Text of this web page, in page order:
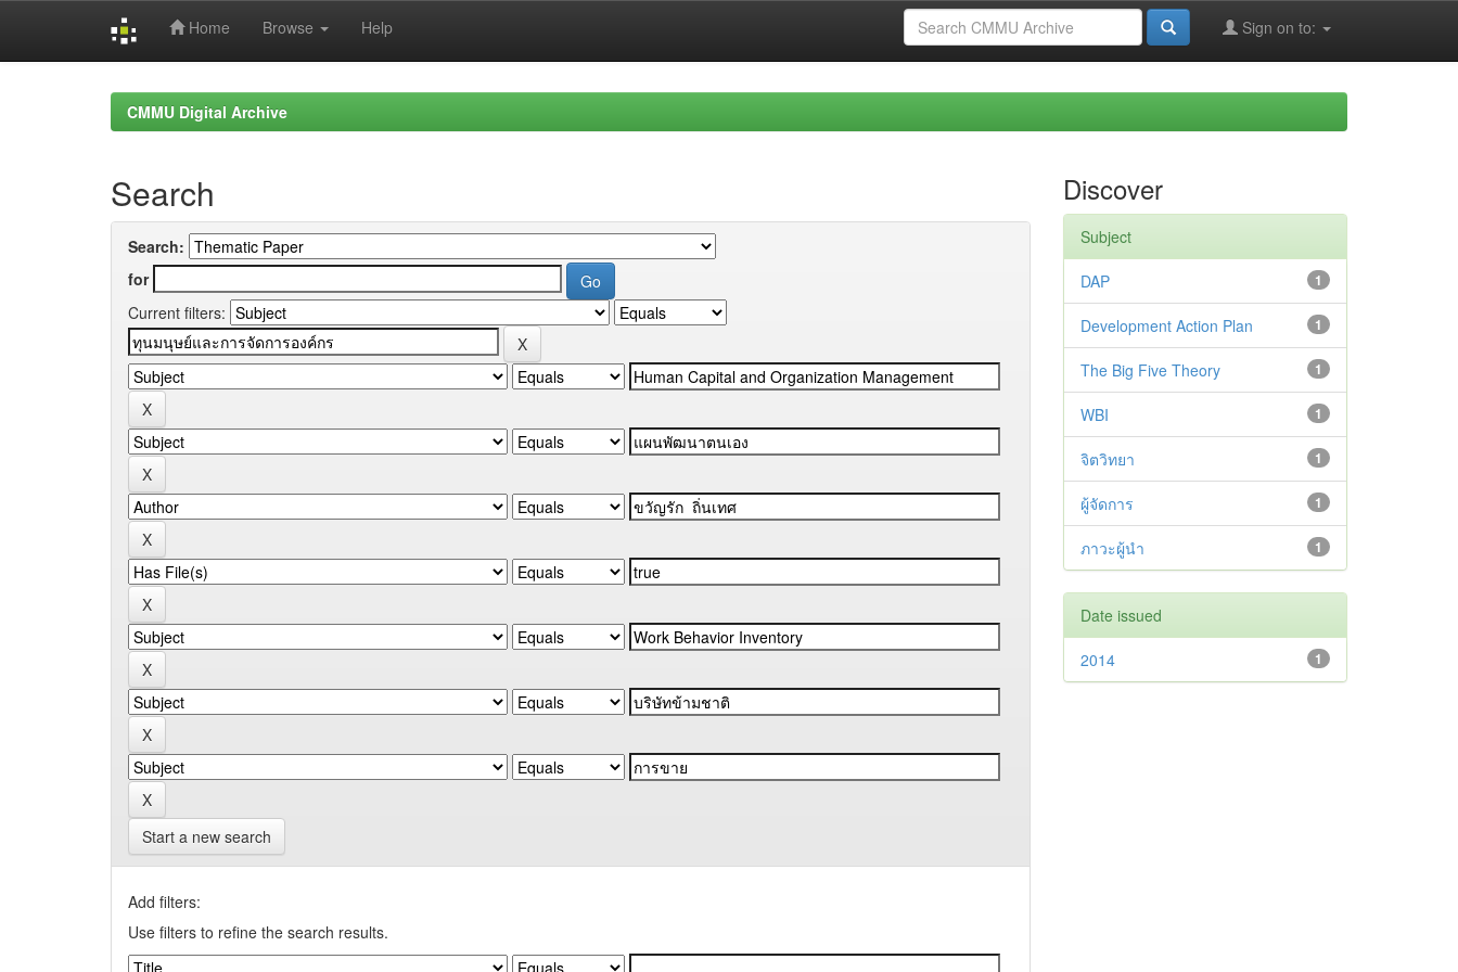
Home Browse Help Sign on to:
CMMU Digital Archive
Search
Search:
for
Current filters:
Start a new search
Add filters:
Use filters to refine the search results.
Discover
Subject
1
DAP
1
Development Action Plan
1
The Big Five Theory
1
WBI
1
จิตวิทยา
1
ผู้จัดการ
1
ภาวะผู้นำ
Date issued
1
2014